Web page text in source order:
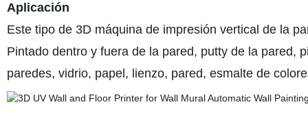
Aplicación
Este tipo de 3D máquina de impresión vertical de la
Pintado dentro y fuera de la pared, putty de la pared,
paredes, vidrio, papel, lienzo, pared, esmalte de